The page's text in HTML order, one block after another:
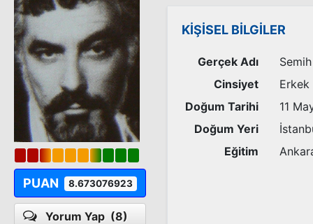
PUAN 8.673076923
Yorum Yap (8)
KİŞİSEL BİLGİLER
Gerçek Adı
Cinsiyet
Erkek
Doğum Tarihi
11
Doğum Yeri
Eğitim